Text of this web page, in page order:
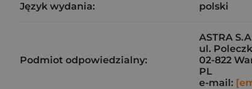
Język wydania: polski
Podmiot odpowiedzialny:
ASTRA
ul.
02-822
PL
e-mail: